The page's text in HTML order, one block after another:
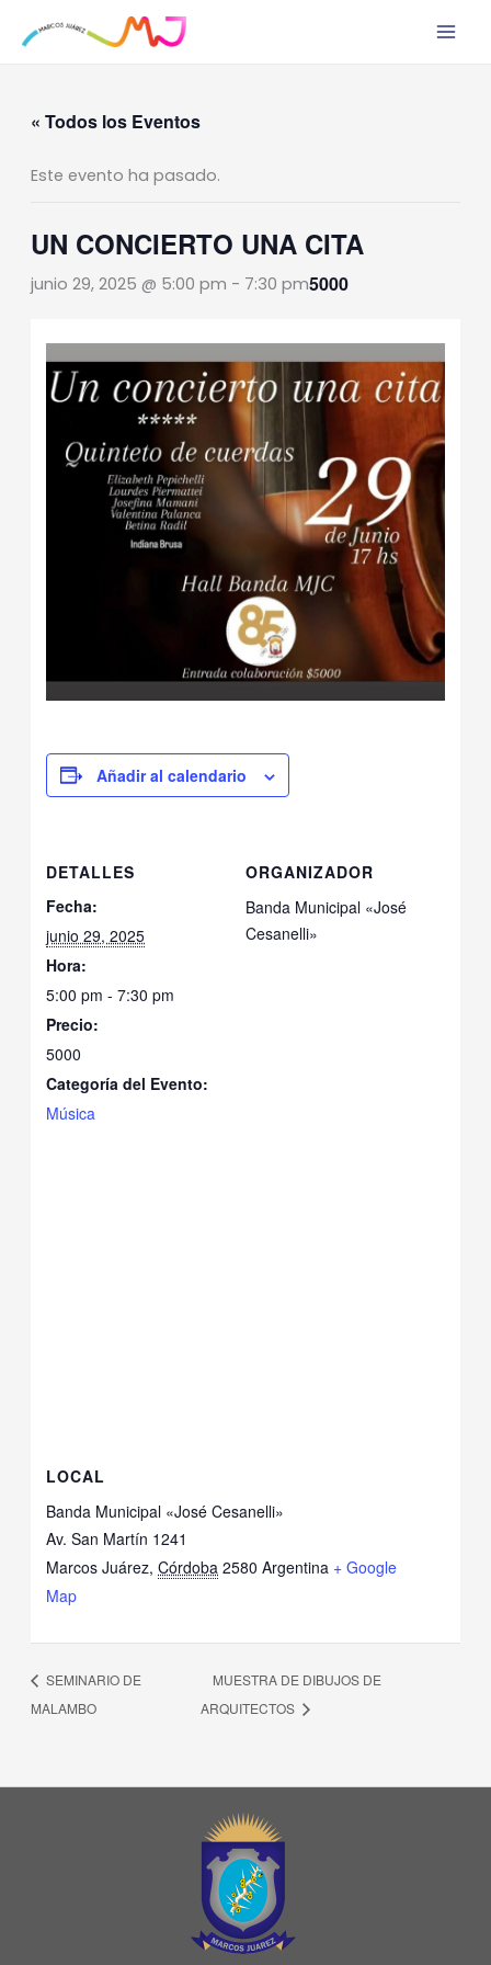
« Todos los Eventos
Este evento ha pasado.
UN CONCIERTO UNA CITA
junio 29, 2025 @ 5:00 pm - 7:30 pm5000
Añadir al calendario
DETALLES
Fecha:
junio 29, 2025
Hora:
5:00 pm - 7:30 pm
Precio:
5000
Categoría del Evento:
Música
ORGANIZADOR
Banda Municipal «José
Cesanelli»
LOCAL
Banda Municipal «José Cesanelli»
Av. San Martín 1241
Marcos Juárez, Córdoba 2580 Argentina + Google
Map
SEMINARIO DE
MALAMBO
MUESTRA DE DIBUJOS DE
ARQUITECTOS